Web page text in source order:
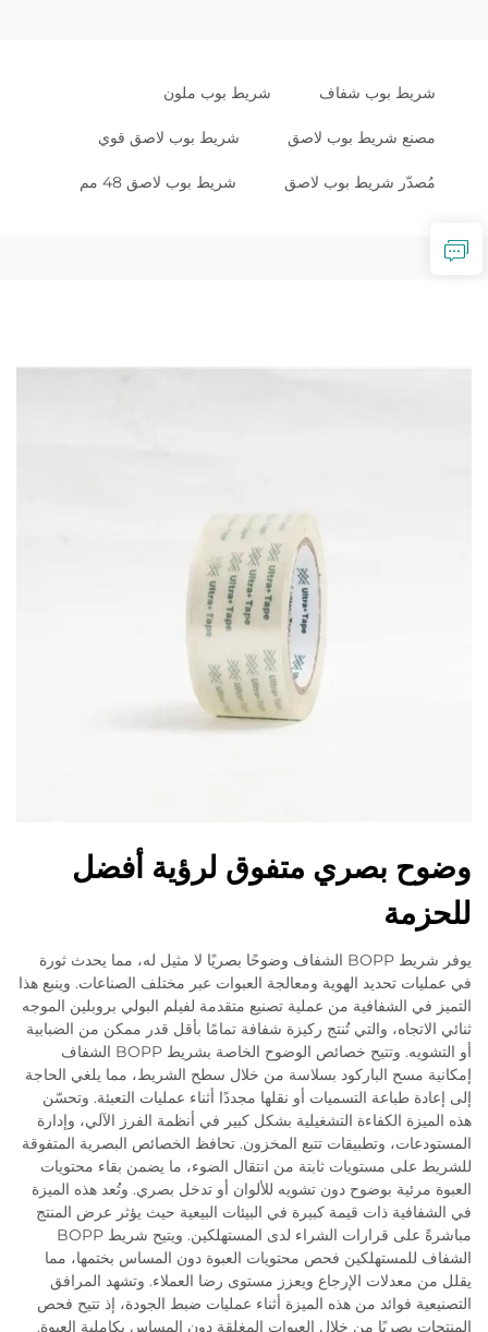
شريط بوب شفاف شريط بوب ملون
مصنع شريط بوب لاصق شريط بوب لاصق قوي
مُصدّر شريط بوب لاصق شريط بوب لاصق 48 مم
وضوح بصري متفوق لرؤية أفضل
للحزمة
يوفر شريط BOPP الشفاف وضوحًا بصريًا لا مثيل له، مما يحدث ثورة
في عمليات تحديد الهوية ومعالجة العبوات عبر مختلف الصناعات. وينبع هذا
التميز في الشفافية من عملية تصنيع متقدمة لفيلم البولي بروبلين الموجه
ثنائي الاتجاه، والتي تُنتج ركيزة شفافة تمامًا بأقل قدر ممكن من الضبابية
أو التشويه. وتتيح خصائص الوضوح الخاصة بشريط BOPP الشفاف
إمكانية مسح الباركود بسلاسة من خلال سطح الشريط، مما يلغي الحاجة
إلى إعادة طباعة التسميات أو نقلها مجددًا أثناء عمليات التعبئة. وتحسّن
هذه الميزة الكفاءة التشغيلية بشكل كبير في أنظمة الفرز الآلي، وإدارة
المستودعات، وتطبيقات تتبع المخزون. تحافظ الخصائص البصرية المتفوقة
للشريط على مستويات ثابتة من انتقال الضوء، ما يضمن بقاء محتويات
العبوة مرئية بوضوح دون تشويه للألوان أو تدخل بصري. وتُعد هذه الميزة
في الشفافية ذات قيمة كبيرة في البيئات البيعية حيث يؤثر عرض المنتج
مباشرةً على قرارات الشراء لدى المستهلكين. ويتيح شريط BOPP
الشفاف للمستهلكين فحص محتويات العبوة دون المساس بختمها، مما
يقلل من معدلات الإرجاع ويعزز مستوى رضا العملاء. وتشهد المرافق
التصنيعية فوائد من هذه الميزة أثناء عمليات ضبط الجودة، إذ تتيح فحص
المنتجات بصريًا من خلال العبوات المغلقة دون المساس بكاملية العبوة.